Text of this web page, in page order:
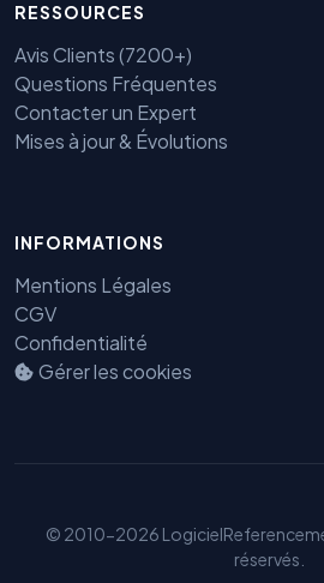
RESSOURCES
Avis Clients (7200+)
Questions Fréquentes
Contacter un Expert
Mises à jour & Évolutions
INFORMATIONS
Mentions Légales
CGV
Confidentialité
Gérer les cookies
© 2010-2026
réservés.